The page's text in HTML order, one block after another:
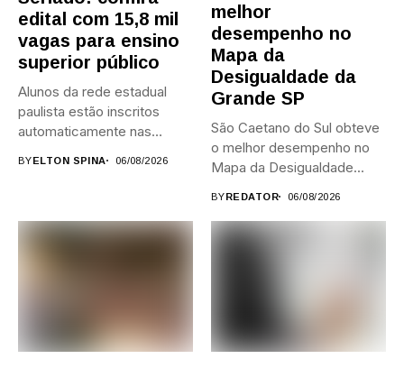
edital com 15,8 mil
vagas para ensino
superior público
Alunos da rede estadual
paulista estão inscritos
automaticamente nas
BYELTON SPINA 06/08/2026
melhor
desempenho no
Mapa da
Desigualdade da
Grande SP
São Caetano do Sul obteve
o melhor desempenho no
Mapa da Desigualdade...
BYREDATOR 06/08/2026